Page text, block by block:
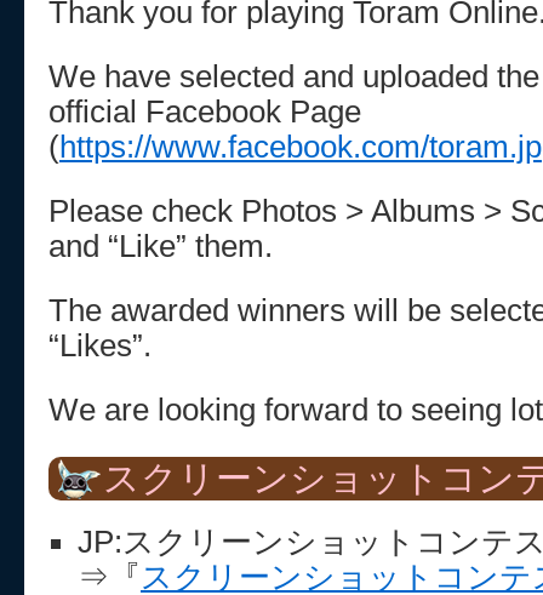
Thank you for playing Toram
We have selected and uploaded
official Facebook Page
(https://www.facebook.com/toram.jp
Please check Photos > Albums >
and “Like” them.
The awarded winners will be
“Likes”.
We are looking forward to seeing
スクリーンショットコン
JP:スクリーンショットコンテ
⇒『 スクリーンショットコンテ